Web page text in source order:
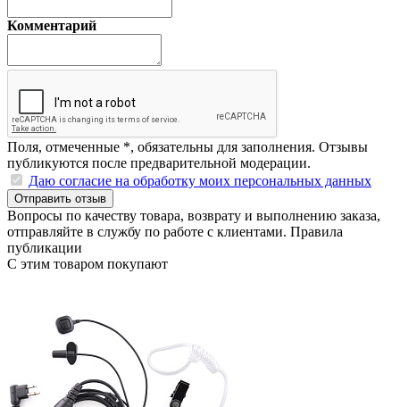
Комментарий
Поля, отмеченные *, обязательны для заполнения. Отзывы
публикуются после предварительной модерации.
Даю согласие на обработку моих персональных данных
Отправить отзыв
Вопросы по качеству товара, возврату и выполнению заказа,
отправляйте в службу по работе с клиентами. Правила
публикации
С этим товаром покупают